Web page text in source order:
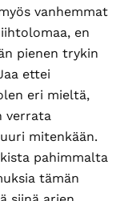
vanhemmat
en
pienen trykin
ettei
eri mieltä,
verrata
mitenkään.
pahimmalta
tämän